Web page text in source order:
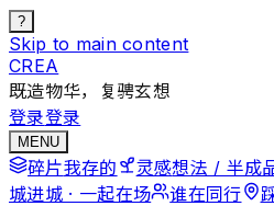
?
Skip to main content
CREA
既造物华，复骋玄想
登录登录
MENU
碎片我存的 灵感想法 / 半成
城进城 · 一起在场 谁在同行